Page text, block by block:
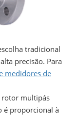
tradicional
precisão. Para
medidores de
rotor multipás
é proporcional à